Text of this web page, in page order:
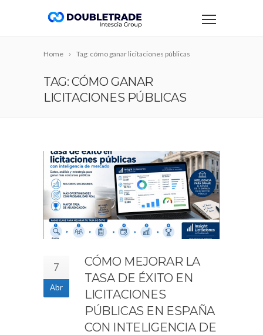
Home Tag: cómo ganar licitaciones públicas
TAG: CÓMO GANAR
LICITACIONES PÚBLICAS
7
Abr
CÓMO MEJORAR LA
TASA DE ÉXITO EN
LICITACIONES
PÚBLICAS EN ESPAÑA
CON INTELIGENCIA DE